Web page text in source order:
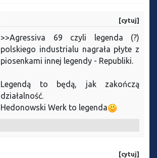
[cytuj]
>>Agressiva 69 czyli legenda (?)
polskiego industrialu nagrała płyte z
piosenkami innej legendy - Republiki.
Legendą to będą, jak zakończą
działalność.
Hedonowski Werk to legenda
[cytuj]